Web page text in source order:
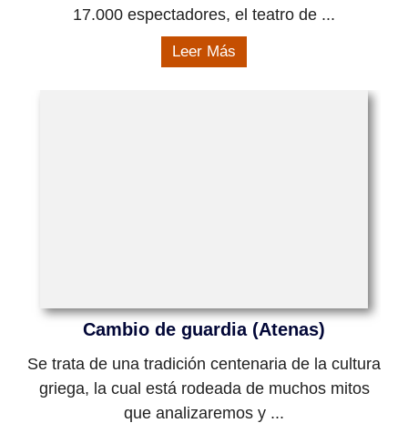
17.000 espectadores, el teatro de ...
Leer Más
Cambio de guardia (Atenas)
Se trata de una tradición centenaria de la cultura
griega, la cual está rodeada de muchos mitos
que analizaremos y ...